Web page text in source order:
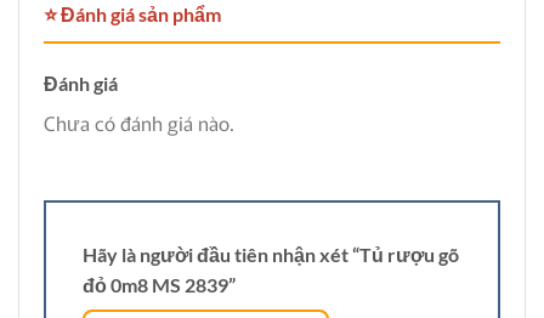
⭐ Đánh giá sản phẩm
Đánh giá
Chưa có đánh giá nào.
Hãy là người đầu tiên nhận xét “Tủ rượu gõ
đỏ 0m8 MS 2839”